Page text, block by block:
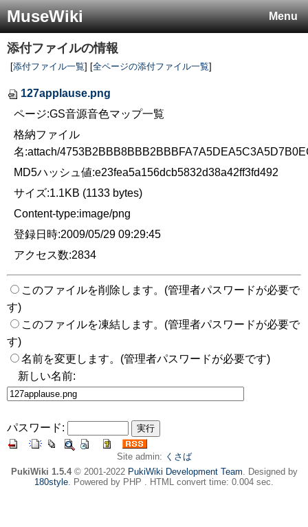
Menu
MuseWiki
添付ファイルの情報
[添付ファイル一覧] [全ページの添付ファイル一覧]
127applause.png
ページ:GS音源音色マップ一覧
格納ファイル
名:attach/
MD5ハッシュ値:e23fea5a156dcb5832d38a42ff3fd492
サイズ:1.1KB (1133 bytes)
Content-type:image/png
登録日時:2009/05/29 09:29:45
アクセス数:2834
このファイルを削除します。(管理者パスワードが必要で
す)
このファイルを凍結します。(管理者パスワードが必要で
す)
名前を変更します。(管理者パスワードが必要です)
新しい名前:
パスワード:
Site admin: くさば
PukiWiki 1.5.4© 2001-2022 PukiWiki Development Team. Designed by
180style. Powered by PHP . HTML convert time: 0.004 sec.